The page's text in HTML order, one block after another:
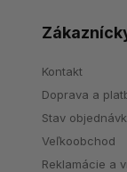
Kontakt
Doprava a
Stav
Veľkoobchod
Reklamácie a